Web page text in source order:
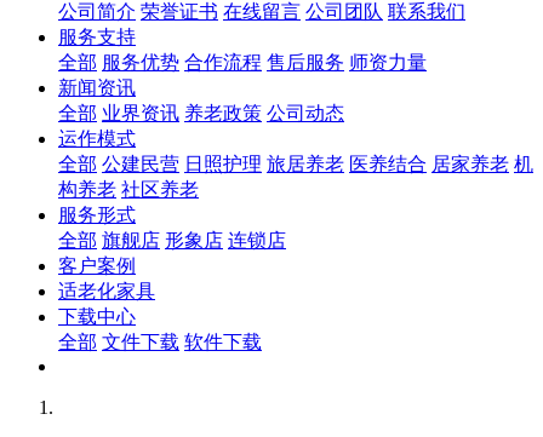
公司简介 荣誉证书 在线留言 公司团队 联系我们
服务支持
全部 服务优势 合作流程 售后服务 师资力量
新闻资讯
全部 业界资讯 养老政策 公司动态
运作模式
全部 公建民营 日照护理 旅居养老 医养结合 居家养老 机
构养老 社区养老
服务形式
全部 旗舰店 形象店 连锁店
客户案例
适老化家具
下载中心
全部 文件下载 软件下载